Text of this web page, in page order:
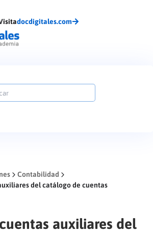
docdigitales.com
Contabilidad
del catálogo de cuentas
auxiliares del